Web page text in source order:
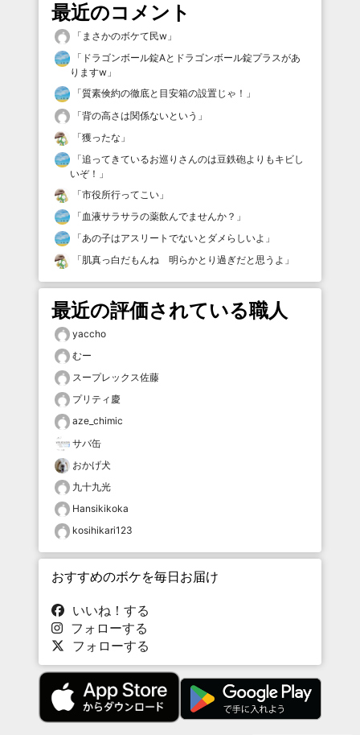
最近のコメント
「 まさかのボケて民w 」
「 ドラゴンボール錠Aとドラゴンボール錠プラスがあ
りますw 」
「質素倹約の徹底と目安箱の設置じゃ！ 」
「背の高さは関係ないという 」
「獲ったな 」
「追ってきているお巡りさんのは豆鉄砲よりもキビし
いぞ！ 」
「市役所行ってこい 」
「血液サラサラの薬飲んでませんか？ 」
「あの子はアスリートでないとダメらしいよ 」
「肌真っ白だもんね 明らかとり過ぎだと思うよ 」
最近の評価されている職人
yaccho
むー
スープレックス佐藤
プリティ慶
aze_chimic
サバ缶
おかげ犬
九十九光
Hansikikoka
kosihikari123
おすすめのボケを毎日お届け
いいね！する
フォローする
フォローする